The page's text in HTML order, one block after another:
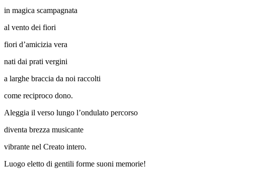
in magica scampagnata
al vento dei fiori
fiori d’amicizia vera
nati dai prati vergini
a larghe braccia da noi raccolti
come reciproco dono.
Aleggia il verso lungo l’ondulato percorso
diventa brezza musicante
vibrante nel Creato intero.
Luogo eletto di gentili forme suoni memorie!